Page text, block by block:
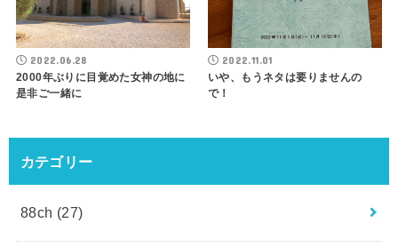
2022.06.28
2000年ぶりに目覚めた女神の地に
是非ご一緒に
2022.11.01
いや、もうネタは要りませんの
で！
カテゴリー
88ch (27)